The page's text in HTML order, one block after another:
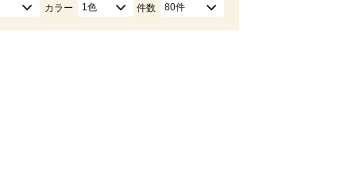
カラー 1色 件数 80件